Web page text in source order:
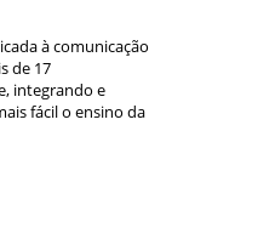
à comunicação
de 17
integrando e
fácil o ensino da